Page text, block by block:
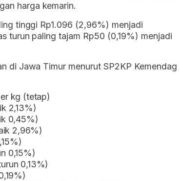
harga kemarin.
tinggi Rp1.096 (2,96%) menjadi
turun paling tajam Rp50 (0,19%) menjadi
di Jawa Timur menurut SP2KP Kemendag
kg (tetap)
2,13%)
0,45%)
2,96%)
0,15%)
0,13%)